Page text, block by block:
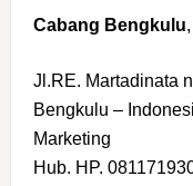
Cabang Bengkulu,
Jl.RE. Martadinata
Bengkulu –
Marketing
Hub. HP.